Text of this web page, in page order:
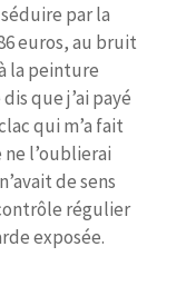
par la
euros, au bruit
la peinture
que j’ai payé
qui m’a fait
l’oublierai
de sens
régulier
exposée.